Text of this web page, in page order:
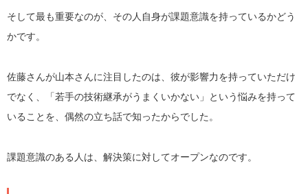
そして最も重要なのが、その人自身が課題意識を持っているかどう
かです。
佐藤さんが山本さんに注目したのは、彼が影響力を持っていただけ
でなく、「若手の技術継承がうまくいかない」という悩みを持って
いることを、偶然の立ち話で知ったからでした。
課題意識のある人は、解決策に対してオープンなのです。